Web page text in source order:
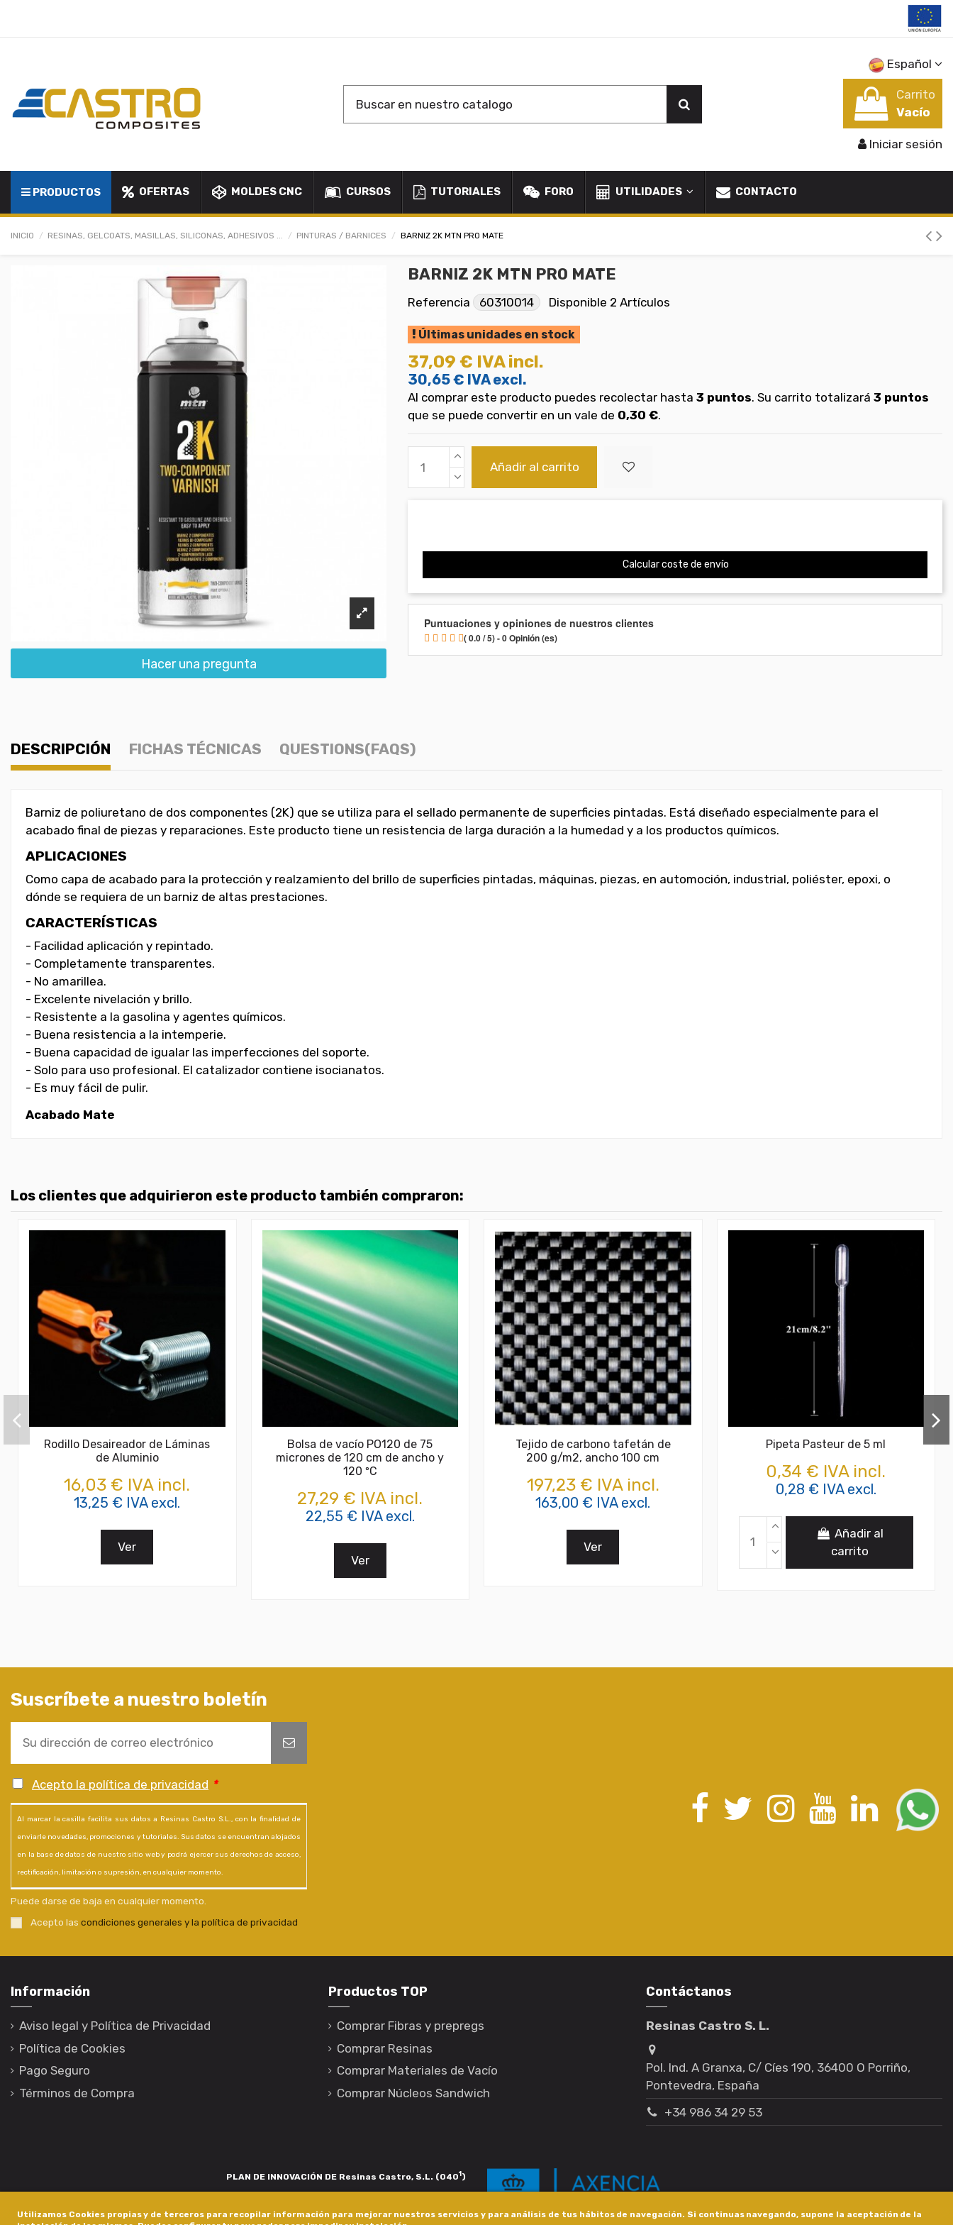
Utilizamos Cookies propias y de terceros para recopilar información para mejorar nuestros servicios y para análisis de tus hábitos de navegación. Si continuas navegando, supone la aceptación de la
Español
Carrito
Vacío
Iniciar sesión
PRODUCTOS OFERTAS MOLDES CNC CURSOS TUTORIALES FORO UTILIDADES CONTACTO
INICIO RESINAS, GELCOATS, MASILLAS, SILICONAS, ADHESIVOS ... PINTURAS / BARNICES BARNIZ 2K MTN PRO MATE
Hacer una pregunta
BARNIZ 2K MTN PRO MATE
Referencia 60310014 Disponible 2 Artículos
Últimas unidades en stock
37,09 € IVA incl.
30,65 € IVA excl.
Al comprar este producto puedes recolectar hasta 3 puntos. Su carrito totalizará 3 puntos
que se puede convertir en un vale de 0,30 €.
Añadir al carrito
Calcular coste de envío
Puntuaciones y opiniones de nuestros clientes
( 0.0 / 5) - 0 Opinión (es)
DESCRIPCIÓN FICHAS TÉCNICAS QUESTIONS(FAQS)
Barniz de poliuretano de dos componentes (2K) que se utiliza para el sellado permanente de superficies pintadas. Está diseñado especialmente para el
acabado final de piezas y reparaciones. Este producto tiene un resistencia de larga duración a la humedad y a los productos químicos.
APLICACIONES
Como capa de acabado para la protección y realzamiento del brillo de superficies pintadas, máquinas, piezas, en automoción, industrial, poliéster, epoxi, o
dónde se requiera de un barniz de altas prestaciones.
CARACTERÍSTICAS
- Facilidad aplicación y repintado.
- Completamente transparentes.
- No amarillea.
- Excelente nivelación y brillo.
- Resistente a la gasolina y agentes químicos.
- Buena resistencia a la intemperie.
- Buena capacidad de igualar las imperfecciones del soporte.
- Solo para uso profesional. El catalizador contiene isocianatos.
- Es muy fácil de pulir.
Acabado Mate
Los clientes que adquirieron este producto también compraron:
Rodillo Desaireador de Láminas
de Aluminio
16,03 € IVA incl.
13,25 € IVA excl.
Ver
Bolsa de vacío PO120 de 75
micrones de 120 cm de ancho y
120 ºC
27,29 € IVA incl.
22,55 € IVA excl.
Ver
Tejido de carbono tafetán de
200 g/m2, ancho 100 cm
197,23 € IVA incl.
163,00 € IVA excl.
Ver
Pipeta Pasteur de 5 ml
0,34 € IVA incl.
0,28 € IVA excl.
Añadir al
carrito
Suscríbete a nuestro boletín
Acepto la política de privacidad *
Al marcar la casilla facilita sus datos a Resinas Castro S.L., con la finalidad de
enviarle novedades, promociones y tutoriales. Sus datos se encuentran alojados
en la base de datos de nuestro sitio web y podrá ejercer sus derechos de acceso,
rectificación, limitación o supresión, en cualquier momento.
Puede darse de baja en cualquier momento.
Acepto las condiciones generales y la política de privacidad
Información
Aviso legal y Política de Privacidad
Política de Cookies
Pago Seguro
Términos de Compra
Productos TOP
Comprar Fibras y prepregs
Comprar Resinas
Comprar Materiales de Vacío
Comprar Núcleos Sandwich
Contáctanos
Resinas Castro S. L.
Pol. Ind. A Granxa, C/ Cíes 190, 36400 O Porriño,
Pontevedra, España
+34 986 34 29 53
PLAN DE INNOVACIÓN DE Resinas Castro, S.L. (0401 )
está financiada pola Xunta de Galicia, a través de axudas concedidas pola Axencia Galega de Innovación,